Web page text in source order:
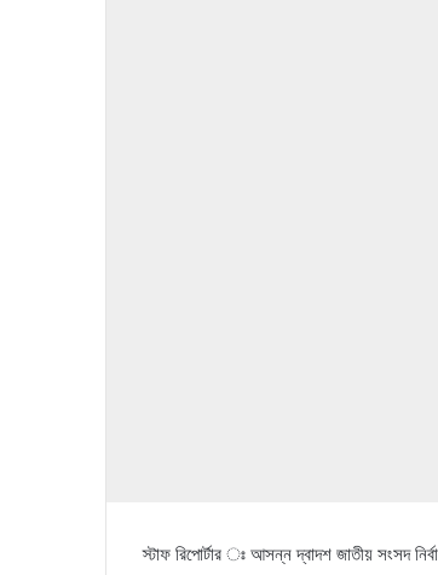
স্টাফ রিপোর্টার ঃ আসন্ন দ্বাদশ জাতীয় সংসদ